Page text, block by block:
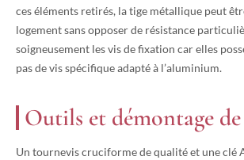
ces éléments retirés, la tige métallique peut
logement sans opposer de résistance
soigneusement les vis de fixation car elles
pas de vis spécifique adapté à l’aluminium.
Outils et démontage
Un tournevis cruciforme de qualité et une clé